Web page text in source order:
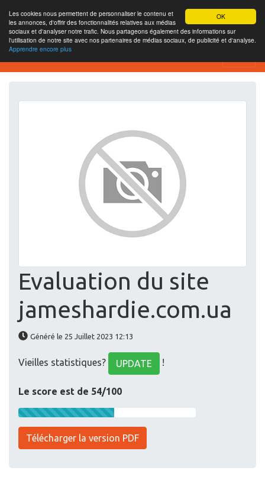
OK
Les cookies nous permettent de personnaliser le contenu et
les annonces, d'offrir des fonctionnalités relatives aux médias
sociaux et d'analyser notre trafic. Nous partageons également des informations sur
l'utilisation de notre site avec nos partenaires de médias sociaux, de publicité et d'analyse.
Apprendre encore plus
SEO Analytics
Evaluation du site
jameshardie.com.ua
Généré le 25 Juillet 2023 12:13
Vieilles statistiques? UPDATE !
Le score est de 54/100
Télécharger la version PDF